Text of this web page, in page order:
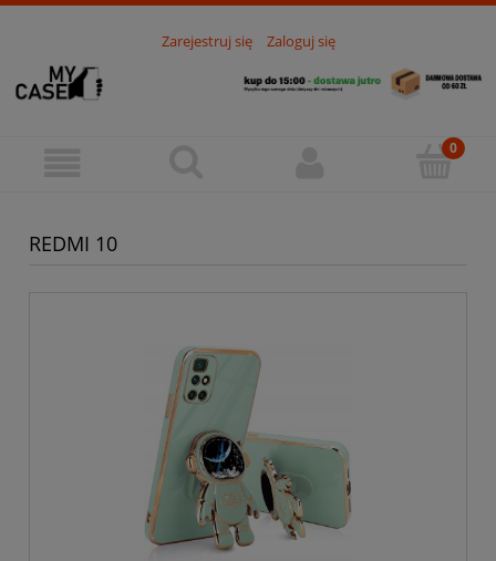
Zarejestruj się Zaloguj się
REDMI 10